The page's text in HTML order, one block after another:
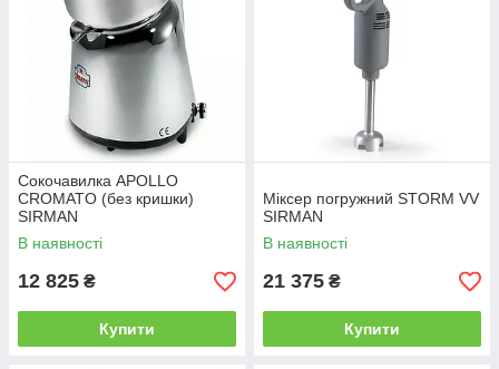
Сокочавилка APOLLO
CROMATO (без кришки)
SIRMAN
В наявності
12 825 ₴
Купити
Міксер погружний STORM VV
SIRMAN
В наявності
21 375 ₴
Купити